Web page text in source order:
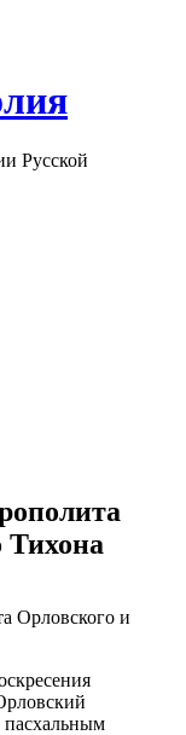
Русской
Тихона
пасхальным